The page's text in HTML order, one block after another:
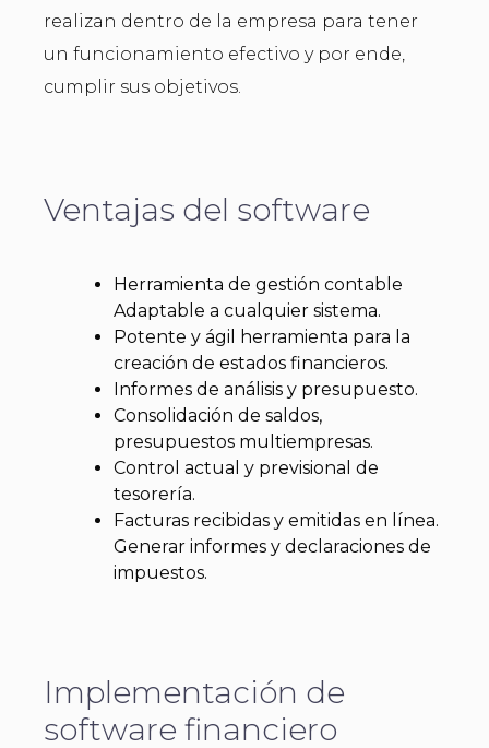
realizan dentro de la empresa para tener
un funcionamiento efectivo y por ende,
cumplir sus objetivos.
Ventajas del software
Herramienta de gestión contable
Adaptable a cualquier sistema.
Potente y ágil herramienta para la
creación de estados financieros.
Informes de análisis y presupuesto.
Consolidación de saldos,
presupuestos multiempresas.
Control actual y previsional de
tesorería.
Facturas recibidas y emitidas en línea.
Generar informes y declaraciones de
impuestos.
Implementación de
software financiero